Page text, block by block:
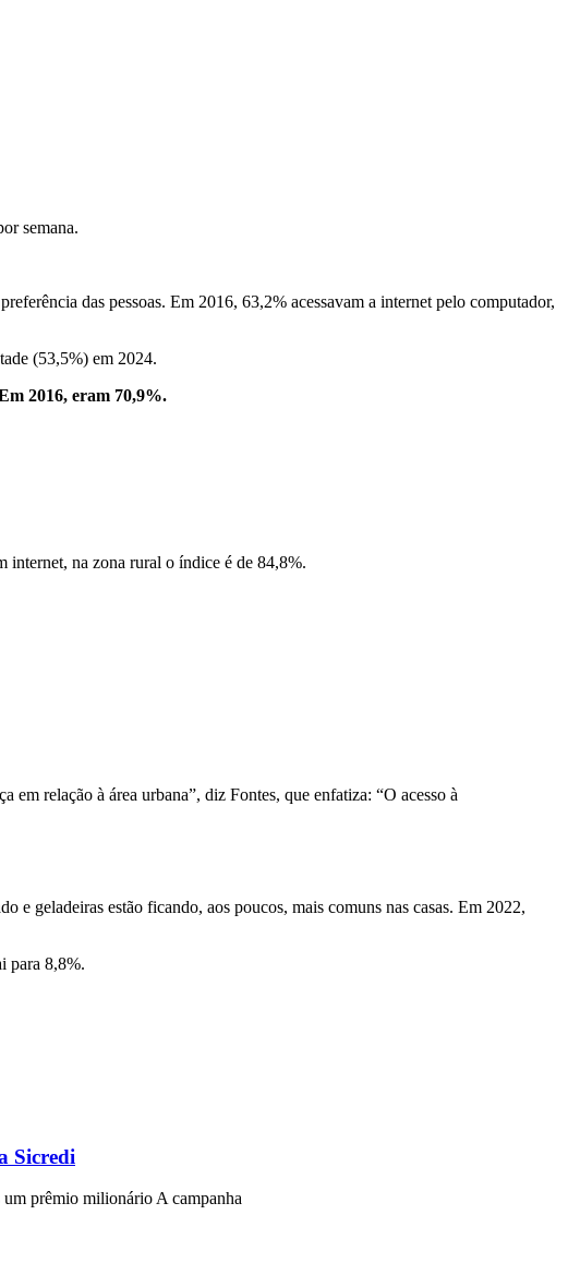
semana.
das pessoas. Em 2016, 63,2% acessavam a internet pelo computador,
(53,5%) em 2024.
2016, eram 70,9%.
internet, na zona rural o índice é de 84,8%.
relação à área urbana”, diz Fontes, que enfatiza: “O acesso à
e geladeiras estão ficando, aos poucos, mais comuns nas casas. Em 2022,
para 8,8%.
Sicredi
um prêmio milionário A campanha